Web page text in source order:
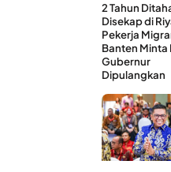
2 Tahun
Disekap di
Pekerja
Banten Minta
Gubernur
Dipulangkan